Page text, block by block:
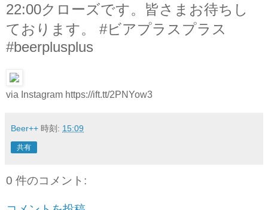
22:00クローズです。皆さまお待ちし
ております。 #ビアプラスプラス
#beerplusplus
via Instagram https://ift.tt/2PNYow3
Beer++ 時刻: 15:09
共有
0 件のコメント: